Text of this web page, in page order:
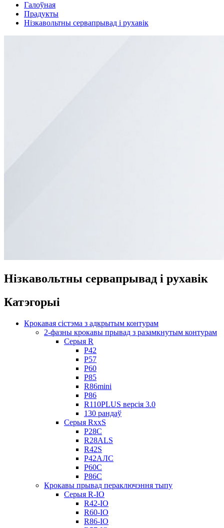
Галоўная
Прадукты
Нізкавольтны сервапрывад і рухавік
Нізкавольтны сервапрывад і рухавік
Катэгорыі
Крокавая сістэма з адкрытым контурам
2-фазны крокавы прывад з разамкнутым контурам
Серыя R
Р42
Р57
Р60
Р85
R86mini
Р86
R110PLUS версія 3.0
130 рандаў
Серыя RxxS
Р28С
R28ALS
R42S
Р42АЛС
Р60С
Р86С
Крокавы прывад пераключэння тыпу
Серыя R-IO
R42-IO
R60-IO
R86-IO